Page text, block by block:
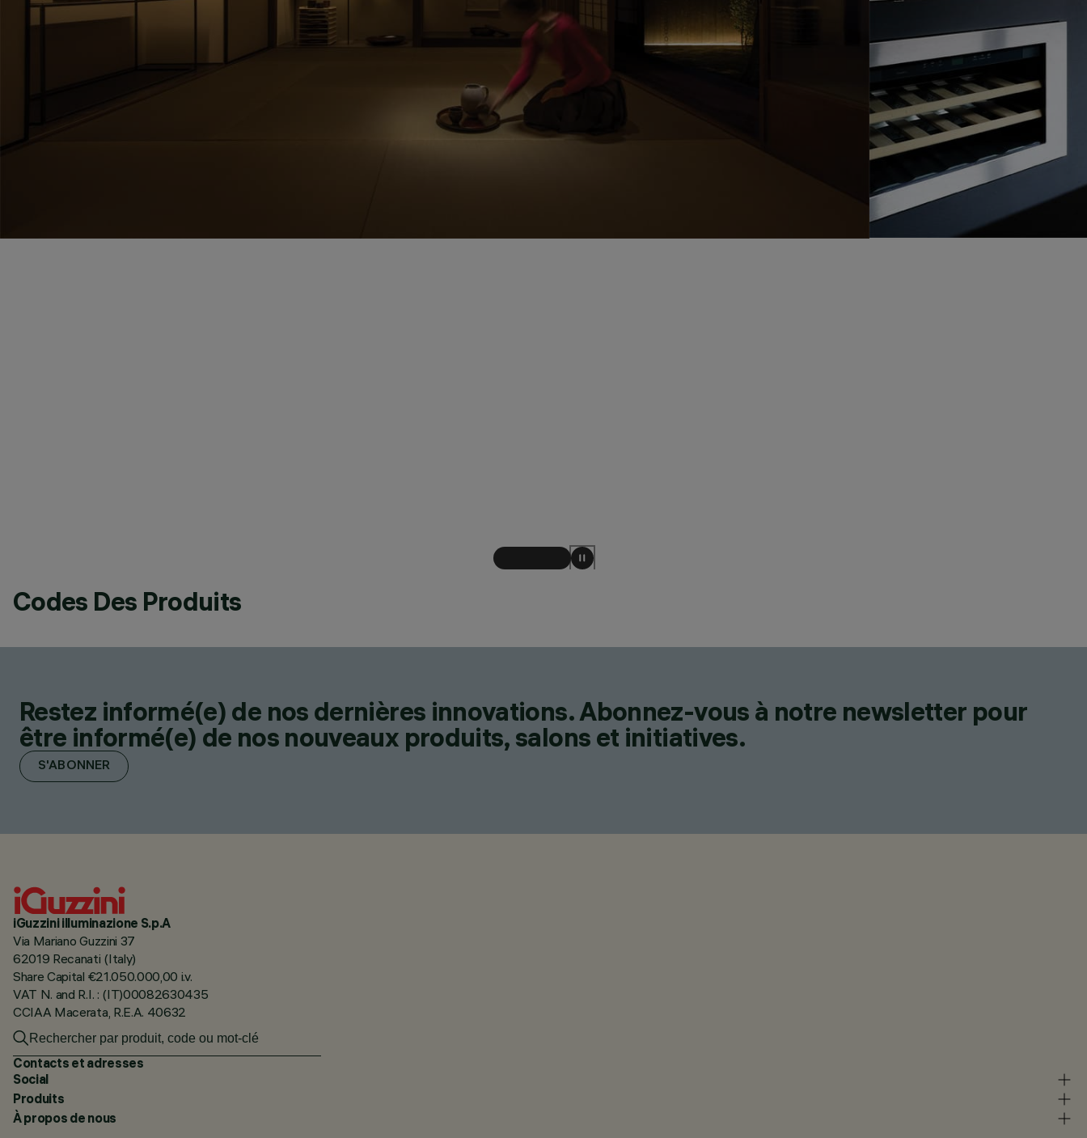
Codes Des Produits
Restez informé(e) de nos dernières innovations. Abonnez-vous à notre newsletter pour
être informé(e) de nos nouveaux produits, salons et initiatives.
S'ABONNER
iGuzzini illuminazione S.p.A
Via Mariano Guzzini 37
62019 Recanati (Italy)
Share Capital €21.050.000,00 i.v.
VAT N. and R.I. : (IT)00082630435
CCIAA Macerata, R.E.A. 40632
Contacts et adresses
Social
Produits
À propos de nous